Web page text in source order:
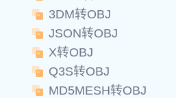
3DM转OBJ
JSON转OBJ
X转OBJ
Q3S转OBJ
MD5MESH转OBJ